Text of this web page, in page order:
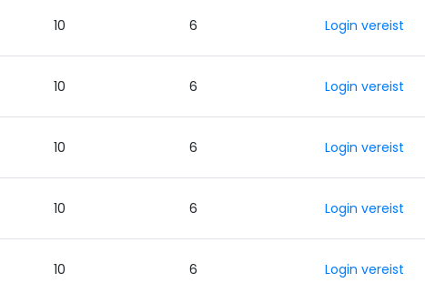
10 6 Login vereist
10 6 Login vereist
10 6 Login vereist
10 6 Login vereist
10 6 Login vereist